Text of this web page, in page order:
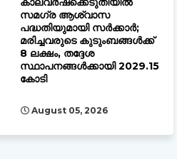
സമഗ്ര ആശ്വാസ
പദ്ധതിയുമായി സർക്കാർ;
മരിച്ചവരുടെ കുടുംബങ്ങൾക്ക്
8 ലക്ഷം, തദ്ദേശ
സ്ഥാപനങ്ങൾക്കായി 2029.15
കോടി
August 05, 2026